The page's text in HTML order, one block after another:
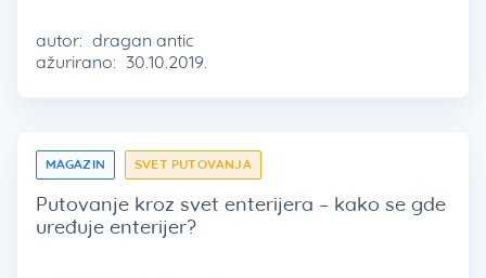
autor: dragan antic
ažurirano: 30.10.2019.
MAGAZIN SVET PUTOVANJA
Putovanje kroz svet enterijera – kako se gde
uređuje enterijer?